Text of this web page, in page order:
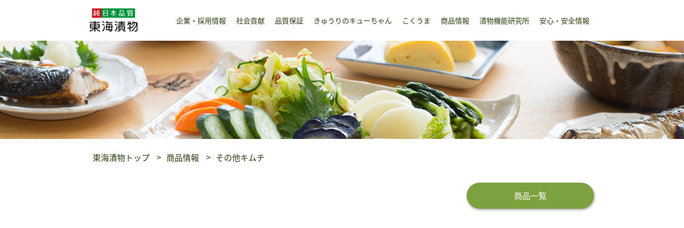
企業・採用情報 社会貢献 品質保証 きゅうりのキューちゃん こくうま 商品情報 漬物機能研究所 安心・安全情報
東海漬物トップ 商品情報 その他キムチ
商品一覧